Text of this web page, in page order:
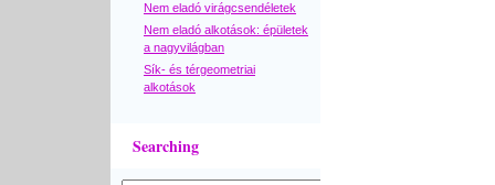
Nem eladó virágcsendéletek
Nem eladó alkotások: épületek
a nagyvilágban
Sík- és térgeometriai
alkotások
Searching